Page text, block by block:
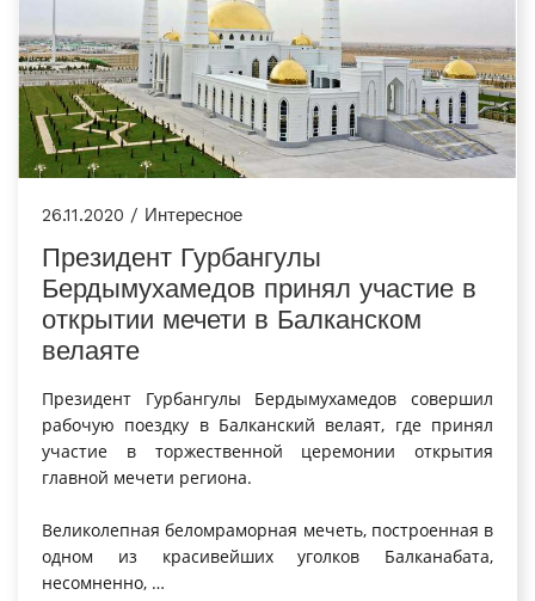
26.11.2020 / Интересное
Президент Гурбангулы
Бердымухамедов принял участие в
открытии мечети в Балканском
велаяте
Президент Гурбангулы Бердымухамедов совершил
рабочую поездку в Балканский велаят, где принял
участие в торжественной церемонии открытия
главной мечети региона.
Великолепная беломраморная мечеть, построенная в
одном из красивейших уголков Балканабата,
несомненно, …